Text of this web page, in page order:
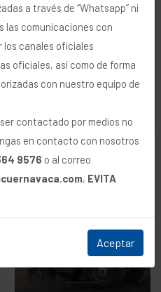
similares para
analizar visitas
más información, vea
.
a través de “Whatsapp” ni
las comunicaciones con
los canales oficiales
oficiales, así como de forma
con nuestro equipo de
contactado por medios no
en contacto con nosotros
9576 o al correo
, EVITA
Aceptar